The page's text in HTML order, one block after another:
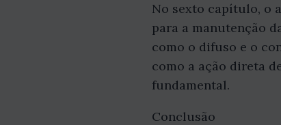
No sexto capítulo, o
para a manutenção
como o difuso e o
como a ação direta
fundamental.
Conclusão